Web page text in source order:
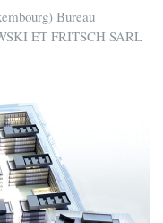
Bureau
ET FRITSCH SARL